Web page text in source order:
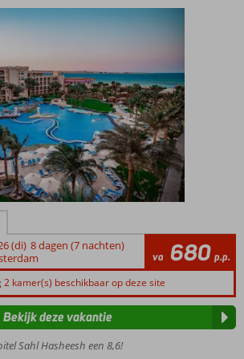
(di) 8 dagen (7 nachten)
va 680 p.p.
2 kamer(s) beschikbaar op deze site
Sahl Hasheesh een 8,6!
Bekijk deze vakantie